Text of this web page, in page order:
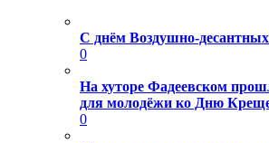
С днём Воздушно-
0
На хуторе Фадеевском
для молодёжи ко Дню
0